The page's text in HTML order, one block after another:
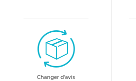
Changer d'avis